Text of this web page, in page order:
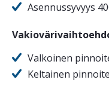
Asennussyvyys
Valkoinen
Keltainen